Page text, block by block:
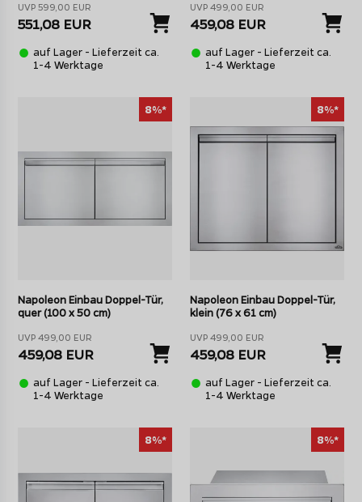
UVP 599,00 EUR
551,08 EUR
auf Lager - Lieferzeit ca.
1-4 Werktage
UVP 499,00 EUR
459,08 EUR
auf Lager - Lieferzeit ca.
1-4 Werktage
8%*
Napoleon Einbau Doppel-Tür,
quer (100 x 50 cm)
UVP 499,00 EUR
459,08 EUR
auf Lager - Lieferzeit ca.
1-4 Werktage
8%*
Napoleon Einbau Doppel-Tür,
klein (76 x 61 cm)
UVP 499,00 EUR
459,08 EUR
auf Lager - Lieferzeit ca.
1-4 Werktage
8%* 8%*